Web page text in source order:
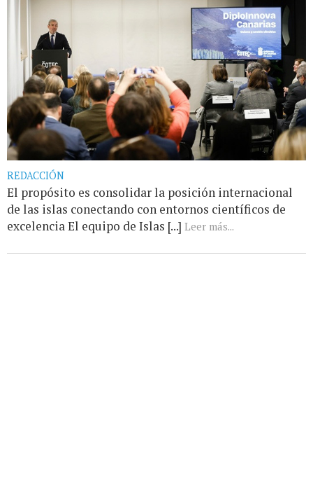
REDACCIÓN
El propósito es consolidar la posición internacional
de las islas conectando con entornos científicos de
excelencia El equipo de Islas [...] Leer más...